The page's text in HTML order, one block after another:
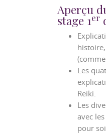
Aperçu
stage 1er
Les
Reiki.
Les
avec
pour